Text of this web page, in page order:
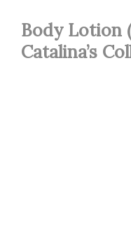
Body Lotion
Catalina’s